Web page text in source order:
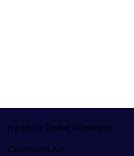
Hauptsitz Spitex Winterthur
CareWin24 AG